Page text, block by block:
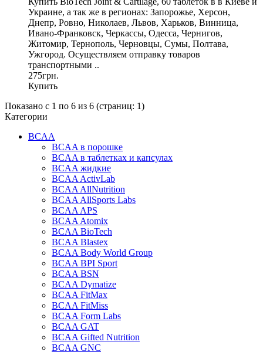
Украине, а так же в регионах: Запорожье, Херсон,
Днепр, Ровно, Николаев, Львов, Харьков, Винница,
Ивано-Франковск, Черкассы, Одесса, Чернигов,
Житомир, Тернополь, Черновцы, Сумы, Полтава,
Ужгород. Осуществляем отправку товаров
транспортными ..
275грн.
Купить
Показано с 1 по 6 из 6 (страниц: 1)
Категории
BCAA
BCAA в порошке
BCAA в таблетках и капсулах
BCAA жидкие
BCAA ActivLab
BCAA AllNutrition
BCAA AllSports Labs
BCAA APS
BCAA Atomix
BCAA BioTech
BCAA Blastex
BCAA Body World Group
BCAA BPI Sport
BCAA BSN
BCAA Dymatize
BCAA FitMax
BCAA FitMiss
BCAA Form Labs
BCAA GAT
BCAA Gifted Nutrition
BCAA GNC